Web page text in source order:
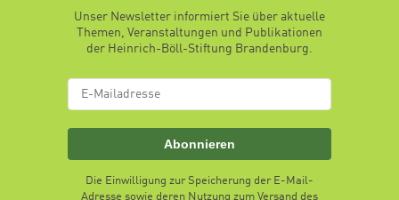
Unser Newsletter informiert Sie über aktuelle
Themen, Veranstaltungen und Publikationen
der Heinrich-Böll-Stiftung Brandenburg.
Abonnieren
Die Einwilligung zur Speicherung der E-Mail-
Adresse sowie deren Nutzung zum Versand des